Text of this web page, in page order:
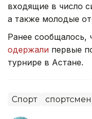
входящие в число
а также молодые
Ранее сообщалось,
одержали первые
турнире в Астане.
Спорт